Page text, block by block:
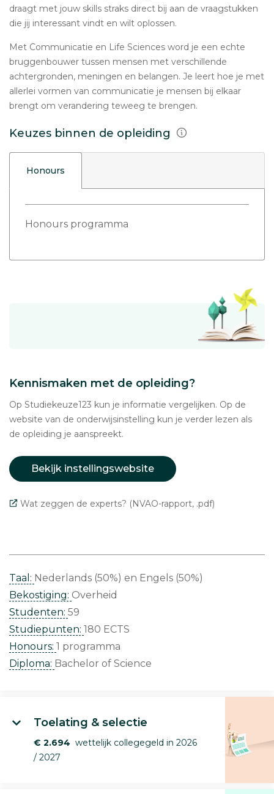
draagt met jouw skills straks direct bij aan de vraagstukken
die jij interessant vindt en wilt oplossen.
Met Communicatie en Life Sciences word je een echte
bruggenbouwer tussen mensen met verschillende
achtergronden, meningen en belangen. Je leert hoe je met
allerlei vormen van communicatie je mensen bij elkaar
brengt om verandering teweeg te brengen.
Keuzes binnen de opleiding
Honours
Honours programma
Kennismaken met de opleiding?
Op Studiekeuze123 kun je informatie vergelijken. Op de
website van de onderwijsinstelling kun je verder lezen als
de opleiding je aanspreekt.
Bekijk instellingswebsite
Wat zeggen de experts? (NVAO-rapport, .pdf)
Taal: Nederlands (50%)
Engels (50%)
Bekostiging: Overheid
Studenten: 59
Studiepunten: 180 ECTS
Honours: 1 programma
Diploma: Bachelor of Science
Toelating & selectie
€ 2.694 wettelijk collegegeld in 2026
/ 2027